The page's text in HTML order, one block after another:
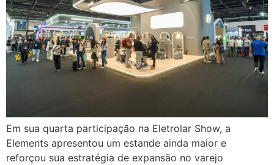
Em sua quarta participação na Eletrolar Show, a
Elements apresentou um estande ainda maior e
reforçou sua estratégia de expansão no varejo